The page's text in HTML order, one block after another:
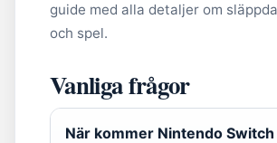
guide med alla detaljer om
och spel.
Vanliga frågor
När kommer Nintendo